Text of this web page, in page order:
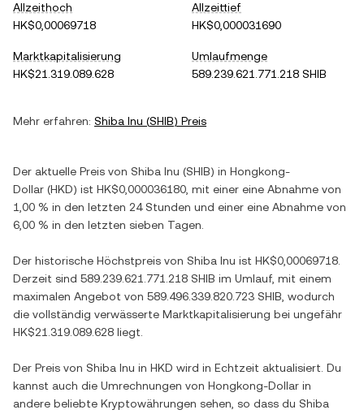
Allzeithoch
HK$0,00069718
Allzeittief
HK$0,000031690
Marktkapitalisierung
HK$21.319.089.628
Umlaufmenge
589.239.621.771.218 SHIB
Mehr erfahren: Shiba Inu (SHIB) Preis
Der aktuelle Preis von Shiba Inu (SHIB) in Hongkong-
Dollar (HKD) ist HK$0,000036180 , mit einer eine Abnahme von
1,00 % in den letzten 24 Stunden und einer eine Abnahme von
6,00 % in den letzten sieben Tagen.
Der historische Höchstpreis von Shiba Inu ist HK$0,00069718
Derzeit sind 589.239.621.771.218 SHIB im Umlauf, mit einem
maximalen Angebot von 589.496.339.820.723 SHIB , wodurch
die vollständig verwässerte Marktkapitalisierung bei ungefähr
HK$21.319.089.628 liegt.
Der Preis von Shiba Inu in HKD wird in Echtzeit aktualisiert. Du
kannst auch die Umrechnungen von Hongkong-Dollar in
andere beliebte Kryptowährungen sehen, so dass du Shiba